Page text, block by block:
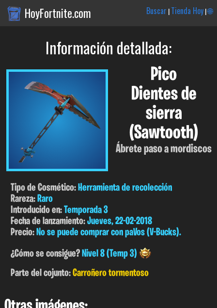
HoyFortnite.com Buscar |Tienda Hoy|🌐
Información detallada:
Pico
Dientes de
sierra
(Sawtooth)
Ábrete paso a mordiscos
Tipo de Cosmético:Herramienta de recolección
Rareza:Raro
Introducido en:Temporada 3
Fecha de lanzamiento:Jueves, 22-02-2018
Precio:No se puede comprar con paVos (V-Bucks).
¿Cómo se consigue?Nivel 8 (Temp 3)
Parte del cojunto:Carroñero tormentoso